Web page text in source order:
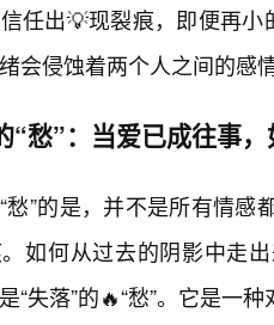
任出💡现裂痕，即便再
会侵蚀着两个人之间的感
“愁”：当爱已成往事
愁”的是，并不是所有情
如何从过去的阴影中走
“失落”的🔥“愁”。它是一